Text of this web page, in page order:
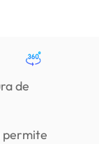
de
permite